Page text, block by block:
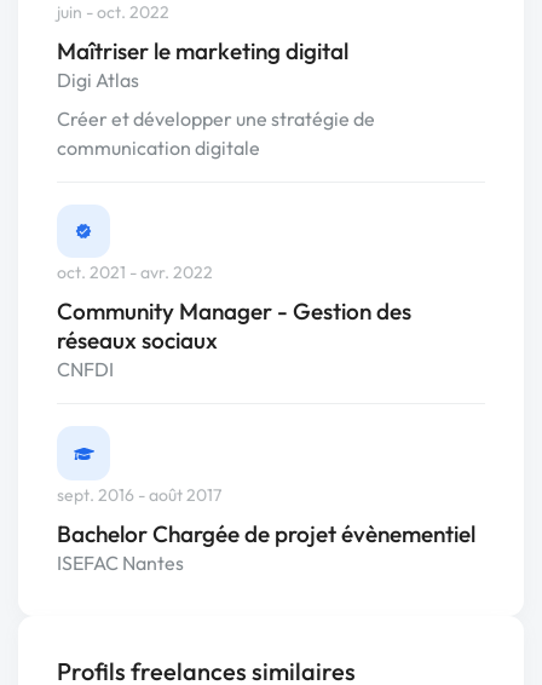
juin - oct. 2022
Maîtriser le marketing digital
Digi Atlas
Créer et développer une stratégie de
communication digitale
oct. 2021 - avr. 2022
Community Manager - Gestion des
réseaux sociaux
CNFDI
sept. 2016 - août 2017
Bachelor Chargée de projet évènementiel
ISEFAC Nantes
Profils freelances similaires